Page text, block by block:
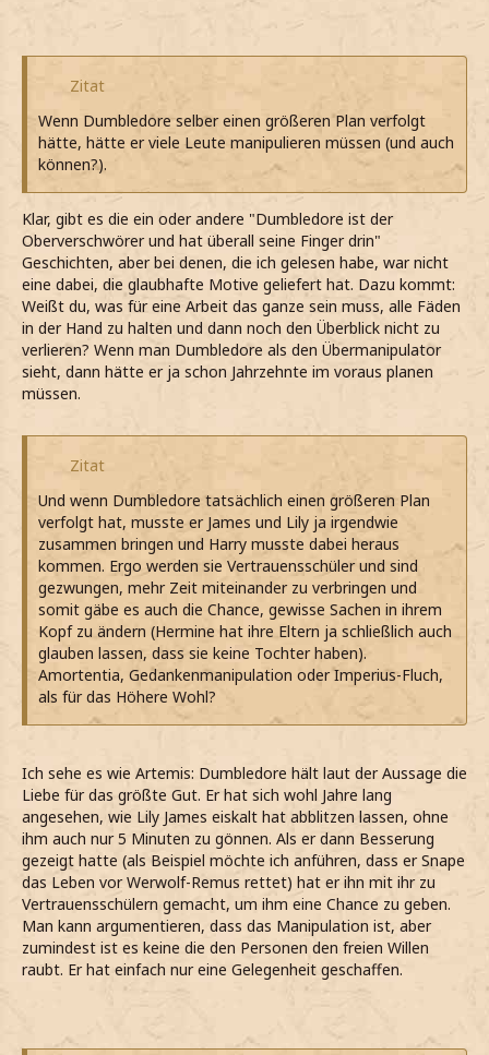
Zitat
Wenn Dumbledore selber einen größeren Plan verfolgt
hätte, hätte er viele Leute manipulieren müssen (und auch
können?).
Klar, gibt es die ein oder andere "Dumbledore ist der
Oberverschwörer und hat überall seine Finger drin"
Geschichten, aber bei denen, die ich gelesen habe, war nicht
eine dabei, die glaubhafte Motive geliefert hat. Dazu kommt:
Weißt du, was für eine Arbeit das ganze sein muss, alle Fäden
in der Hand zu halten und dann noch den Überblick nicht zu
verlieren? Wenn man Dumbledore als den Übermanipulator
sieht, dann hätte er ja schon Jahrzehnte im voraus planen
müssen.
Zitat
Und wenn Dumbledore tatsächlich einen größeren Plan
verfolgt hat, musste er James und Lily ja irgendwie
zusammen bringen und Harry musste dabei heraus
kommen. Ergo werden sie Vertrauensschüler und sind
gezwungen, mehr Zeit miteinander zu verbringen und
somit gäbe es auch die Chance, gewisse Sachen in ihrem
Kopf zu ändern (Hermine hat ihre Eltern ja schließlich auch
glauben lassen, dass sie keine Tochter haben).
Amortentia, Gedankenmanipulation oder Imperius-Fluch,
als für das Höhere Wohl?
Ich sehe es wie Artemis: Dumbledore hält laut der Aussage die
Liebe für das größte Gut. Er hat sich wohl Jahre lang
angesehen, wie Lily James eiskalt hat abblitzen lassen, ohne
ihm auch nur 5 Minuten zu gönnen. Als er dann Besserung
gezeigt hatte (als Beispiel möchte ich anführen, dass er Snape
das Leben vor Werwolf-Remus rettet) hat er ihn mit ihr zu
Vertrauensschülern gemacht, um ihm eine Chance zu geben.
Man kann argumentieren, dass das Manipulation ist, aber
zumindest ist es keine die den Personen den freien Willen
raubt. Er hat einfach nur eine Gelegenheit geschaffen.